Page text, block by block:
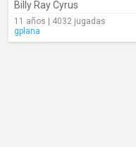
Billy Ray Cyrus
11 años | 4032 jugadas
gplana